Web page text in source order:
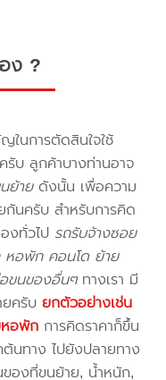
ง ?
ในการตัดสินใจใช้
ครับ ลูกค้าบางท่านอาจ
ย้ายดังนั้น เพื่อความ
กันครับ สำหรับการคิด
งทั่วไป รถรับจ้างซอย
หอพัก คอนโด ย้าย
ขนของอื่นๆทางเรา มี
ยครับยกตัวอย่างเช่น
อพัก การคิดราคาก็ขึ้น
ต้นทาง ไปยังปลายทาง
องที่ขนย้าย, น้ำหนัก,